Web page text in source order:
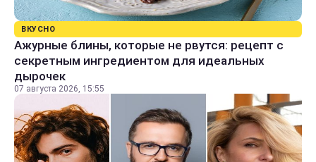
ВКУСНО
Ажурные блины, которые не рвутся: рецепт с
секретным ингредиентом для идеальных
дырочек
07 августа 2026, 15:55